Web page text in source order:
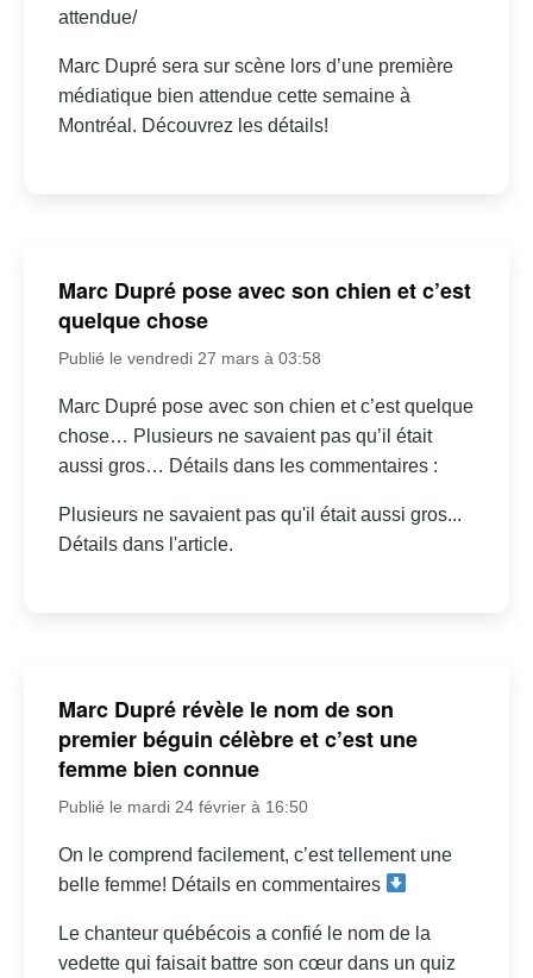
attendue/
Marc Dupré sera sur scène lors d’une première
médiatique bien attendue cette semaine à
Montréal. Découvrez les détails!
Marc Dupré pose avec son chien et c’est
quelque chose
Publié le vendredi 27 mars à 03:58
Marc Dupré pose avec son chien et c’est quelque
chose… Plusieurs ne savaient pas qu’il était
aussi gros… Détails dans les commentaires :
Plusieurs ne savaient pas qu'il était aussi gros...
Détails dans l'article.
Marc Dupré révèle le nom de son
premier béguin célèbre et c’est une
femme bien connue
Publié le mardi 24 février à 16:50
On le comprend facilement, c’est tellement une
belle femme! Détails en commentaires
Le chanteur québécois a confié le nom de la
vedette qui faisait battre son cœur dans un quiz